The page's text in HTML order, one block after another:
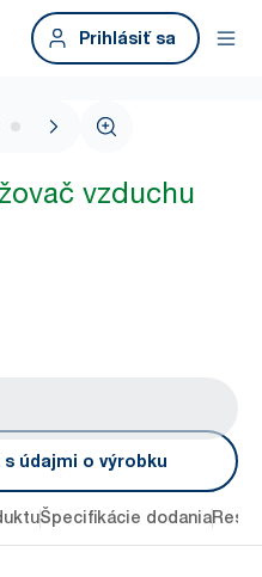
Prihlásiť sa
vzduchu
údajmi o výrobku
Špecifikácie dodania